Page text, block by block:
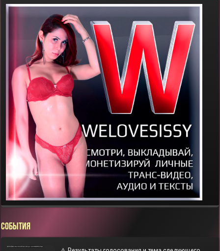
СОБЫТИЯ